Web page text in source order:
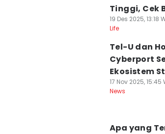
Tinggi, Cek
19 Des 2025, 13:18
Life
Tel-U dan
Cyberport
Ekosistem
17 Nov 2025, 15:45
News
Apa yang